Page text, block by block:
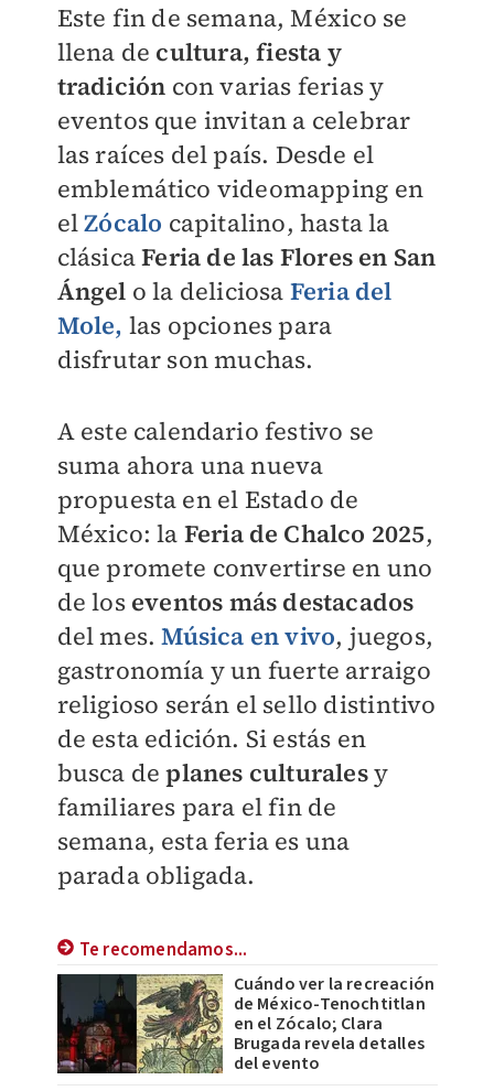
Este fin de semana, México se
llena de cultura, fiesta y
tradición con varias ferias y
eventos que invitan a celebrar
las raíces del país. Desde el
emblemático videomapping en
elZócalo capitalino, hasta la
clásicaFeria de las Flores en San
Ángel o la deliciosa Feria del
Mole, las opciones para
disfrutar son muchas.
A este calendario festivo se
suma ahora una nueva
propuesta en el Estado de
México: la Feria de Chalco 2025,
que promete convertirse en uno
de los eventos más destacados
del mes.Música en vivo, juegos,
gastronomía y un fuerte arraigo
religioso serán el sello distintivo
de esta edición. Si estás en
busca de planes culturalesy
familiares para el fin de
semana, esta feria es una
parada obligada.
Te recomendamos...
Cuándo ver la recreación
de México-Tenochtitlan
en el Zócalo; Clara
Brugada revela detalles
del evento